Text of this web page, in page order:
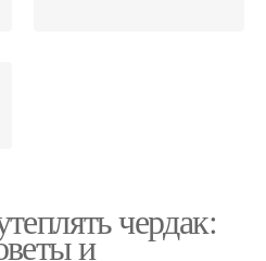
чердак:
и